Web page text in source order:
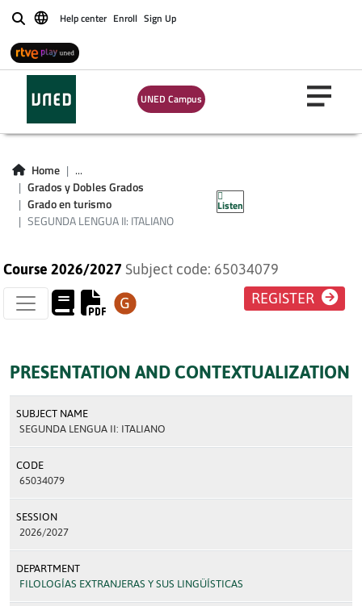
BuscarHelp center Enroll Sign Up
UNED Campus
Home
...
Grados y Dobles Grados
Grado en turismo
SEGUNDA LENGUA II: ITALIANO
Listen
SEGUNDA LENGUA
II: ITALIANO
Course 2026/2027 Subject code: 65034079
REGISTER
PRESENTATION AND CONTEXTUALIZATION
SUBJECT NAME
SEGUNDA LENGUA II: ITALIANO
CODE
65034079
SESSION
2026/2027
DEPARTMENT
FILOLOGÍAS EXTRANJERAS Y SUS LINGÜÍSTICAS